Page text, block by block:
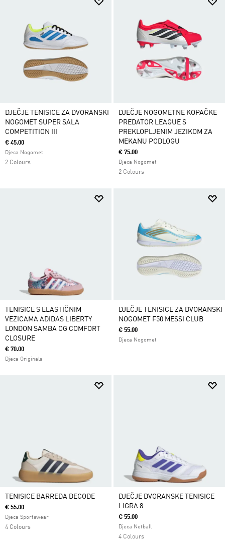
DJEČJE TENISICE ZA DVORANSKI
NOGOMET SUPER SALA
COMPETITION III
€ 45.00
Djeca Nogomet
2 Colours
DJEČJE NOGOMETNE KOPAČKE
PREDATOR LEAGUE S
PREKLOPLJENIM JEZIKOM ZA
MEKANU PODLOGU
€ 75.00
Djeca Nogomet
2 Colours
TENISICE S ELASTIČNIM
VEZICAMA ADIDAS LIBERTY
LONDON SAMBA OG COMFORT
CLOSURE
€ 70.00
Djeca Originals
DJEČJE TENISICE ZA DVORANSKI
NOGOMET F50 MESSI CLUB
€ 55.00
Djeca Nogomet
TENISICE BARREDA DECODE
€ 55.00
Djeca Sportswear
4 Colours
DJEČJE DVORANSKE TENISICE
LIGRA 8
€ 55.00
Djeca Netball
4 Colours